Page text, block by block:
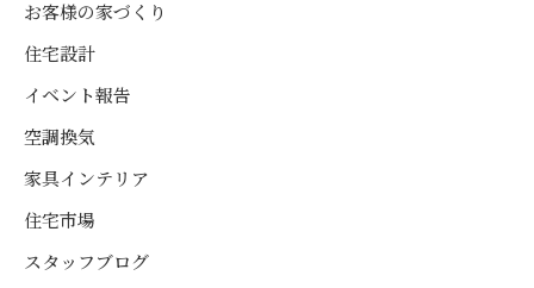
お客様の家づくり
住宅設計
イベント報告
空調換気
家具インテリア
住宅市場
スタッフブログ